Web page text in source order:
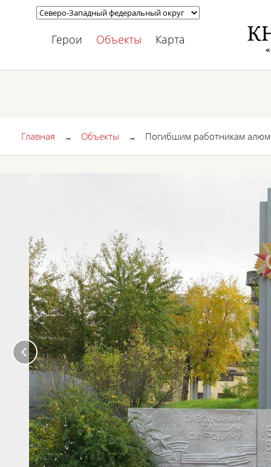
Герои Объекты Карта
Главная → Объекты → Погибшим работникам